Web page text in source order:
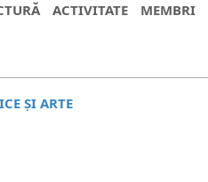
ACTIVITATE MEMBRI
ȘI ARTE